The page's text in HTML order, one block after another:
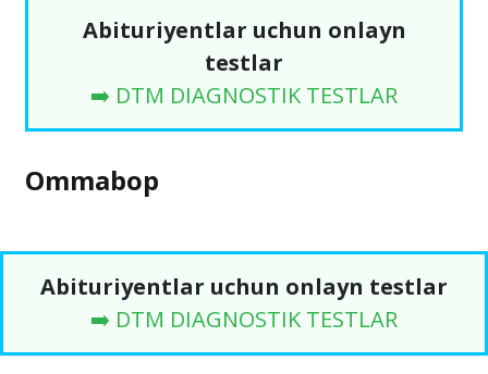
Abituriyentlar uchun onlayn
testlar
➡️ DTM DIAGNOSTIK TESTLAR
Ommabop
Abituriyentlar uchun onlayn testlar
➡️ DTM DIAGNOSTIK TESTLAR